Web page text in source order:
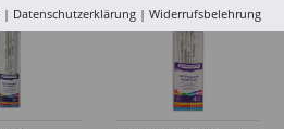
| Datenschutzerklärung| Widerrufsbelehrung